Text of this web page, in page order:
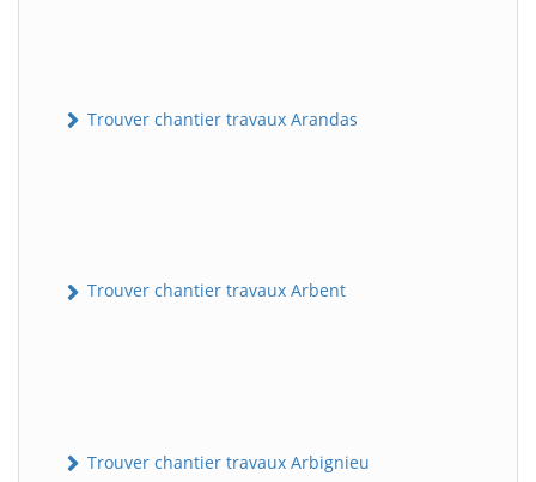
Trouver chantier travaux Arandas
Trouver chantier travaux Arbent
Trouver chantier travaux Arbignieu